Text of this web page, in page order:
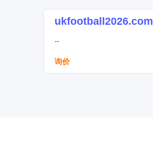
ukfootball2026.com
--
询价